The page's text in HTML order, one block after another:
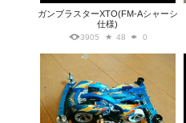
ガンブラスターXTO(FM-Aシャーシ
仕様)
3905 48 0